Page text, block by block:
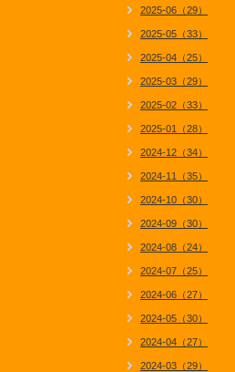
2025-06（29）
2025-05（33）
2025-04（25）
2025-03（29）
2025-02（33）
2025-01（28）
2024-12（34）
2024-11（35）
2024-10（30）
2024-09（30）
2024-08（24）
2024-07（25）
2024-06（27）
2024-05（30）
2024-04（27）
2024-03（29）